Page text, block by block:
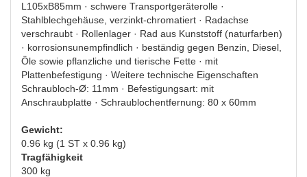
L105xB85mm · schwere Transportgeräterolle ·
Stahlblechgehäuse, verzinkt-chromatiert · Radachse
verschraubt · Rollenlager · Rad aus Kunststoff (naturfarben)
· korrosionsunempfindlich · beständig gegen Benzin, Diesel,
Öle sowie pflanzliche und tierische Fette · mit
Plattenbefestigung · Weitere technische Eigenschaften
Schraubloch-Ø: 11mm · Befestigungsart: mit
Anschraubplatte · Schraublochentfernung: 80 x 60mm
Gewicht:
0.96 kg (1 ST x 0.96 kg)
Tragfähigkeit
300 kg